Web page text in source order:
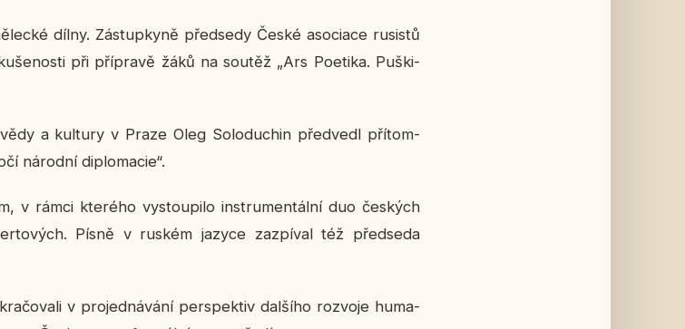
dílny. Zá­stup­ky­ně před­se­dy České aso­ci­a­ce ru­sis­tů
při pří­pra­vě žáků na soutěž „Ars Po­e­ti­ka. Puški­
a kul­tu­ry v Praze Oleg So­lo­du­chin před­ve­dl pří­tom­
ná­rod­ní di­plo­ma­cie“.
v rámci kte­ré­ho vy­stou­pi­lo in­stru­men­tál­ní duo čes­kých
Písně v ruském jazyce za­zpí­val též před­se­da
v pro­jed­ná­vá­ní per­spek­tiv dal­ší­ho roz­vo­je hu­ma­